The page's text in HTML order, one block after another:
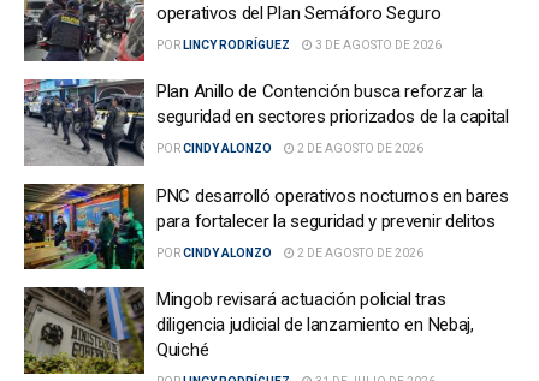
operativos del Plan Semáforo Seguro
POR LINCY RODRÍGUEZ 3 DE AGOSTO DE 2026
Plan Anillo de Contención busca reforzar la
seguridad en sectores priorizados de la capital
PORCINDY ALONZO 2 DE AGOSTO DE 2026
PNC desarrolló operativos nocturnos en bares
para fortalecer la seguridad y prevenir delitos
PORCINDY ALONZO 2 DE AGOSTO DE 2026
Mingob revisará actuación policial tras
diligencia judicial de lanzamiento en Nebaj,
Quiché